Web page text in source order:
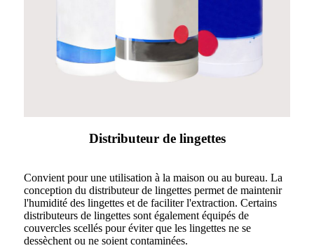
Distributeur de lingettes
Convient pour une utilisation à la maison ou au bureau. La
conception du distributeur de lingettes permet de maintenir
l'humidité des lingettes et de faciliter l'extraction. Certains
distributeurs de lingettes sont également équipés de
couvercles scellés pour éviter que les lingettes ne se
dessèchent ou ne soient contaminées.